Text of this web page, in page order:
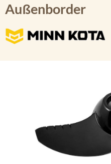
Außenborder